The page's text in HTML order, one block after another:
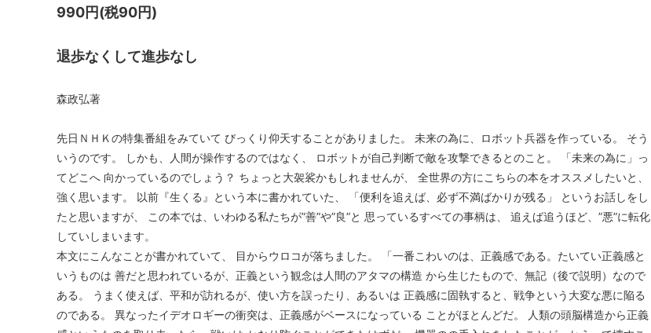
990円(税90円)
退歩なくして進歩なし
森政弘著
先日ＮＨＫの特集番組をみていて びっくり仰天することがありました。 未来の為に、ロボット兵器を作っている。 そう
いうのです。 しかも、人間が操作するのではなく、 ロボットが自己判断で敵を攻撃できるとのこと。 「未来の為に」っ
てどこへ 向かっているのでしょう？ ちょっと大袈裟かもしれませんが、 全世界の方にこちらの本をオススメしたいと、
強く思います。 以前『生くる』という本に書かれていた、 「便利を追えば、必ず不満ばかりが残る」 というお話しをし
たと思いますが、 この本では、いわゆる私たちが”善”や”良”と 思っているすべての事柄は、 追えば追うほど、”悪”に転化
していしまいます。
本文にこんなことが書かれていて、 目からウロコが落ちました。 「一番こわいのは、正義感である。たいてい正義感と
いうものは 善だと思われているが、正義という観念は人間のアタマの構造 から生じたもので、無記（後で説明）なので
ある。 うまく使えば、平和が訪れるが、使い方を誤ったり、あるいは 正義感に固執すると、戦争という大変な悪に陥る
のである。 異なったイデオロギーの衝突は、正義感がベースになっている ことがほとんどだ。 人類の頭脳構造から正義